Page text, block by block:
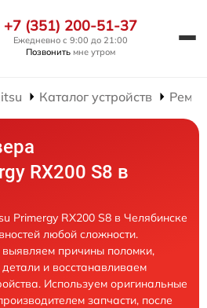
+7 (351) 200-51-37
Ежедневно с 9:00 до 21:00
Позвонить мне утром
Каталог устройств
RX200 S8 в
Primergy RX200 S8 в Челябинске
любой сложности.
причины поломки,
и восстанавливаем
Используем оригинальные
запчасти, после